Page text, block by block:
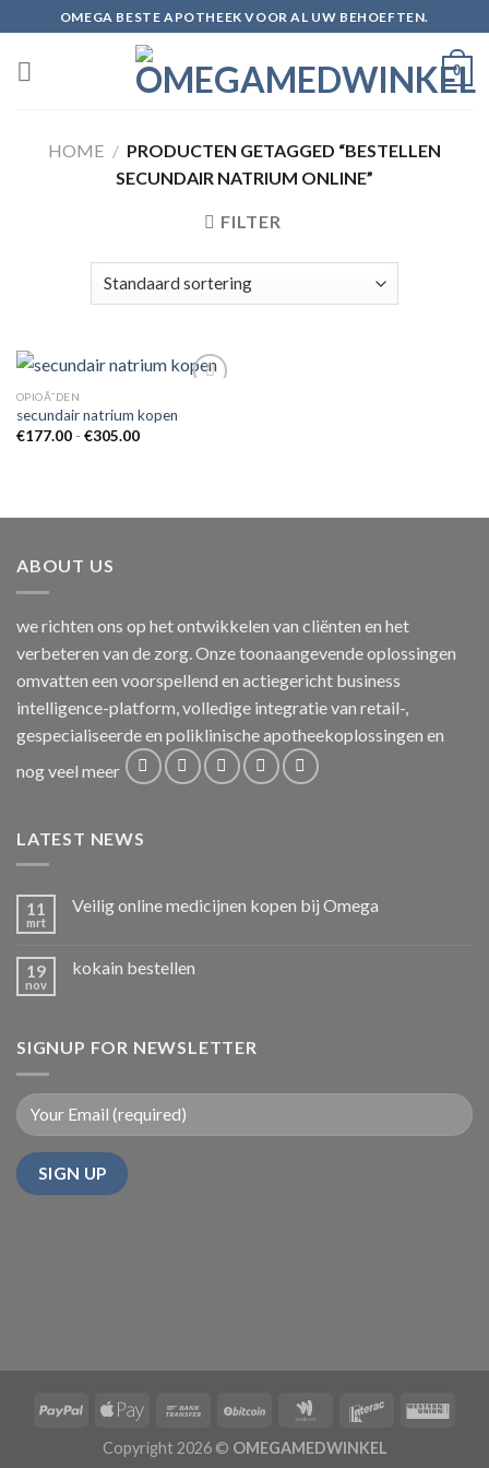
to
content
OMEGA BESTE APOTHEEK VOOR AL UW BEHOEFTEN.
0
HOME / PRODUCTEN GETAGGED “BESTELLEN
SECUNDAIR NATRIUM ONLINE”
FILTER
OPIOÃ¯DEN
secundair natrium kopen
€177.00 - €305.00Prijsklasse:
ABOUT US
we richten ons op het ontwikkelen van cliënten en het
verbeteren van de zorg. Onze toonaangevende oplossingen
omvatten een voorspellend en actiegericht business
intelligence-platform, volledige integratie van retail-,
gespecialiseerde en poliklinische apotheekoplossingen en
nog veel meer
LATEST NEWS
11
mrt
Veilig online medicijnen kopen bij Omega
19
nov
kokain bestellen
SIGNUP FOR NEWSLETTER
Copyright 2026 © OMEGAMEDWINKEL